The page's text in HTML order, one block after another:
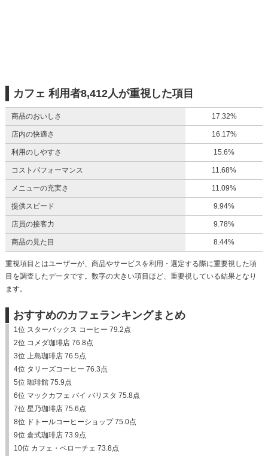
カフェ 利用者8,412人が重視した項目
商品のおいしさ 17.32%
店内の快適さ 16.17%
利用のしやすさ 15.6%
コストパフォーマンス 11.68%
メニューの充実さ 11.09%
提供スピード 9.94%
店員の接客力 9.78%
商品の見た目 8.44%
重視項目とはユーザーが、商品やサービスを利用・選定する際に重要視した項
目を調査したデータです。数字の大きい項目ほど、重要視している結果となり
ます。
おすすめのカフェランキングまとめ
1位 スターバックス コーヒー 79.2点
2位 コメダ珈琲店 76.8点
3位 上島珈琲店 76.5点
4位 タリーズコーヒー 76.3点
5位 珈琲館 75.9点
6位 マックカフェ バイ バリスタ 75.8点
7位 星乃珈琲店 75.6点
8位 ドトールコーヒーショップ 75.0点
9位 倉式珈琲店 73.9点
10位 カフェ・ベローチェ 73.8点